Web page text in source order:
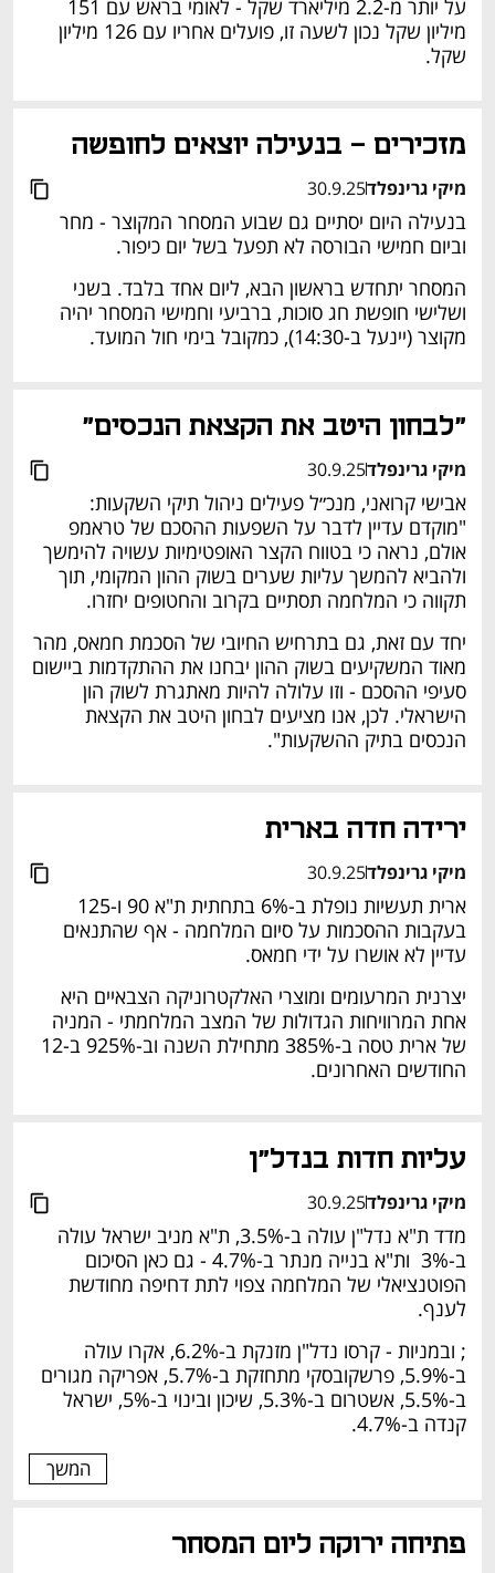
מיליון שקל נכון לשעה זו, פועלים אחריו עם 126 מיליון
שקל.
מזכירים - בנעילה יוצאים לחופשה
מיקי גרינפלד30.9.25
בנעילה היום יסתיים גם שבוע המסחר המקוצר - מחר
וביום חמישי הבורסה לא תפעל בשל יום כיפור.
מקוצר (יינעל ב-14:30), כמקובל בימי חול המועד.
"לבחון היטב את הקצאת הנכסים"
מיקי גרינפלד30.9.25
"מוקדם עדיין לדבר על השפעות ההסכם של טראמפ
אולם, נראה כי בטווח הקצר האופטימיות עשויה להימשך
ולהביא להמשך עליות שערים בשוק ההון המקומי, תוך
תקווה כי המלחמה תסתיים בקרוב והחטופים יחזרו.
יחד עם זאת, גם בתרחיש החיובי של הסכמת חמאס, מהר
סעיפי ההסכם - וזו עלולה להיות מאתגרת לשוק הון
הישראלי. לכן, אנו מציעים לבחון היטב את הקצאת
הנכסים בתיק ההשקעות".
ירידה חדה בארית
מיקי גרינפלד30.9.25
עדיין לא אושרו על ידי חמאס.
יצרנית המרעומים ומוצרי האלקטרוניקה הצבאיים היא
החודשים האחרונים.
עליות חדות בנדל"ן
מיקי גרינפלד30.9.25
הפוטנציאלי של המלחמה צפוי לתת דחיפה מחודשת
לענף.
ב-5.5%, אשטרום ב-5.3%, שיכון ובינוי ב-5%, ישראל
קנדה ב-4.7%.
המשך
פתיחה ירוקה ליום המסחר